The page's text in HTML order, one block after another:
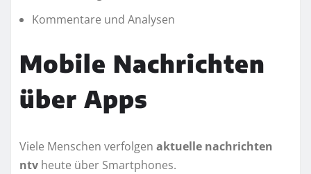
Kommentare und Analysen
Mobile Nachrichten
über Apps
Viele Menschen verfolgen aktuelle nachrichten
ntv heute über Smartphones.